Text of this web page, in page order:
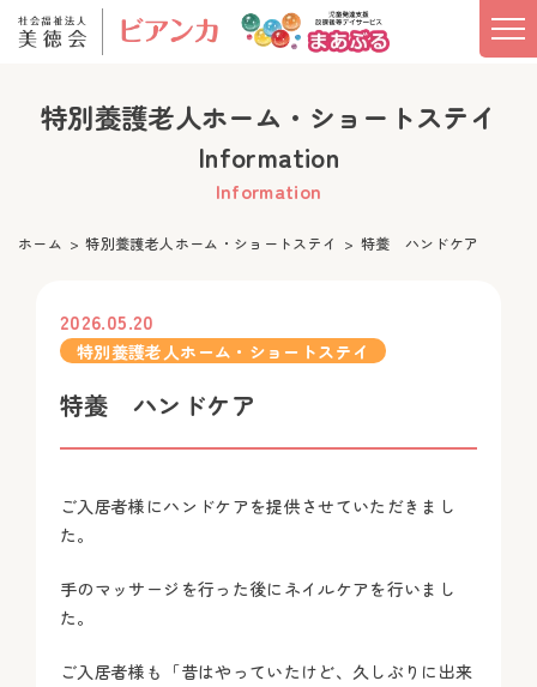
特別養護老人ホーム・ショートステイ
Information
Information
ホーム 特別養護老人ホーム・ショートステイ 特養 ハンドケア
2026.05.20
特別養護老人ホーム・ショートステイ
特養 ハンドケア
ご入居者様にハンドケアを提供させていただきまし
た。
手のマッサージを行った後にネイルケアを行いまし
た。
ご入居者様も「昔はやっていたけど、久しぶりに出来